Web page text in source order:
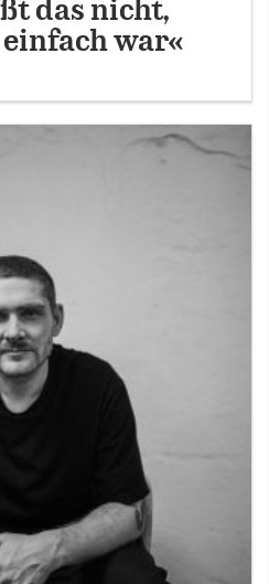
das nicht,
einfach war«